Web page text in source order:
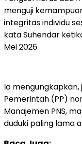
menguji
integritas individu
kata Suhendar
Mei 2026.
Ia
Pemerintah (PP)
Manajemen PNS,
duduki paling lama